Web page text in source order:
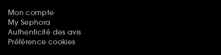
Mon compte
My Sephora
Authenticité des avis
Préférence cookies